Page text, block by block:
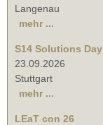
Langenau
mehr ...
S14 Solutions Day
23.09.2026
Stuttgart
mehr ...
LEaT con 26